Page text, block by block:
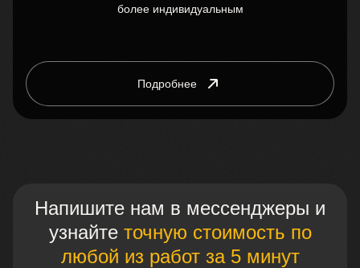
более индивидуальным
Подробнее
Напишите нам в мессенджеры и
узнайте точную стоимость по
любой из работ за 5 минут